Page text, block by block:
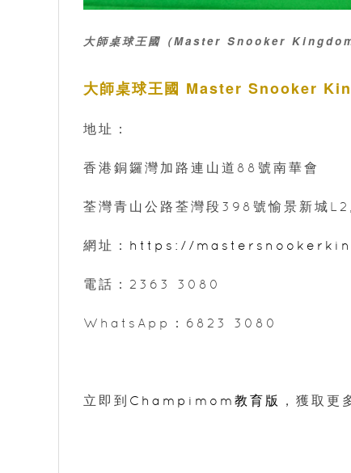
大師桌球王國 （Master Snooker Kingdom
大師桌球王國 Master Snooker
地址：
香港銅鑼灣加路連山道88號南華會
荃灣青山公路荃灣段398號愉景新城
網址： https://
電話：2363 3080
WhatsApp：6823 3080
立即到 Champimom教育版 ，獲取更